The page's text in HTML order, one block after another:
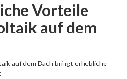
Vorteile
auf dem
auf dem Dach bringt erhebliche